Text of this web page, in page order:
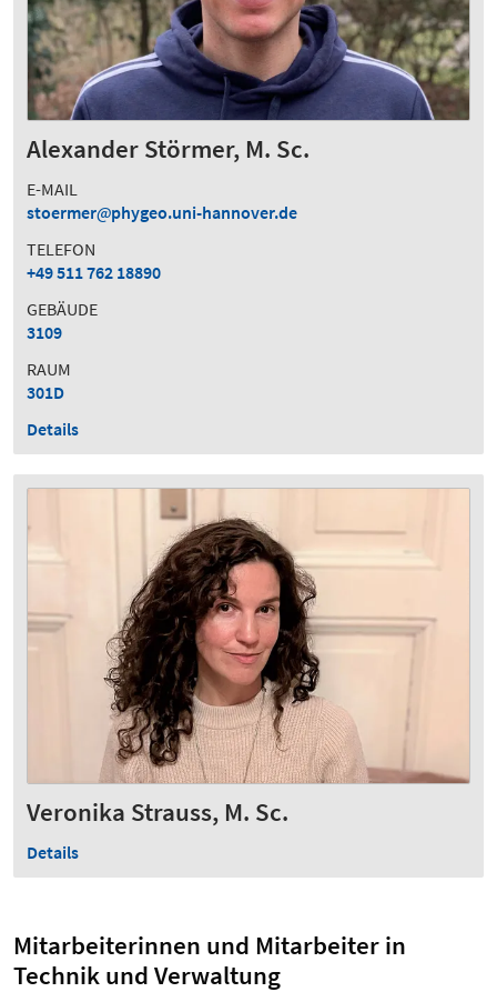
Alexander Störmer, M. Sc.
E-MAIL
stoermer
phygeo.uni-hannover.de
TELEFON
+49 511 762 18890
GEBÄUDE
3109
RAUM
301D
Details
Veronika Strauss, M. Sc.
Details
Mitarbeiterinnen und Mitarbeiter in
Technik und Verwaltung